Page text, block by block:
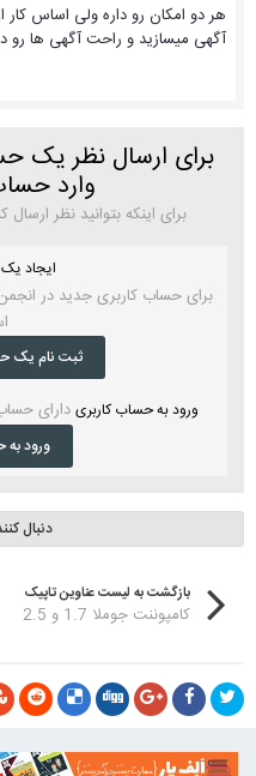
هر دو امکان رو داره ولی اساس
آگهی میسازید و راحت آگهی ها رو
برای ارسال نظر یک
وارد
برای اینکه بتوانید نظر
ایجاد
برای حساب کاربری جدید در
ثبت نام یک
ورود به حساب کاربری دارای
ورود
دنبال
بازگشت به لیست عناوین تاپیک
کامپوننت جوملا 1.7 و 2.5